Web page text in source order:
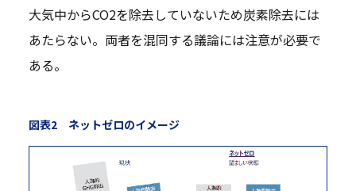
大気中からCO2を除去していないため炭素除去には
あたらない。両者を混同する議論には注意が必要で
ある。
図表2 ネットゼロのイメージ